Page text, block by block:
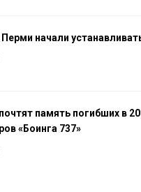
Перми начали
память погибших в
«Боинга 737»